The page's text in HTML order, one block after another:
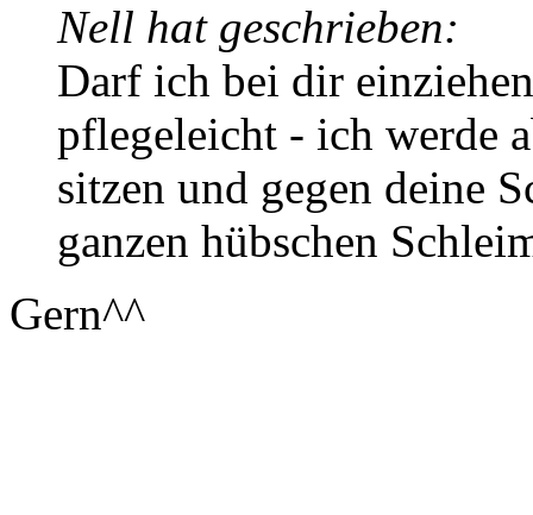
Nell hat geschrieben:
Darf ich bei dir
pflegeleicht - ich werde
sitzen und gegen deine
ganzen hübschen
Gern^^